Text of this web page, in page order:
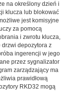
na określony dzień i
klucza lub blokować
jest komisyjne
za pomocą
i zwrotu klucza,
drzwi depozytora z
ingerencji w jego
przez sygnalizator
zarządzający ma
prawidłową
RKD32 mogą